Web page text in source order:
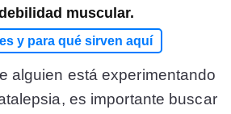
muscular.
y para qué sirven aquí
alguien está experimentando
es importante buscar